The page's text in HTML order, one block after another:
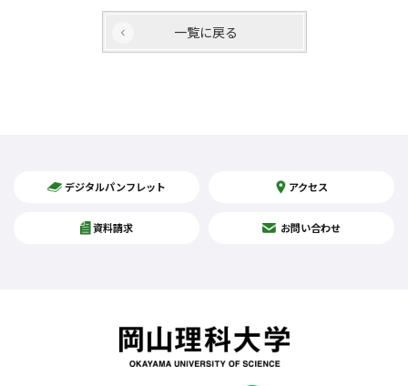
一覧に戻る
デジタルパンフレット アクセス
資料請求 お問い合わせ